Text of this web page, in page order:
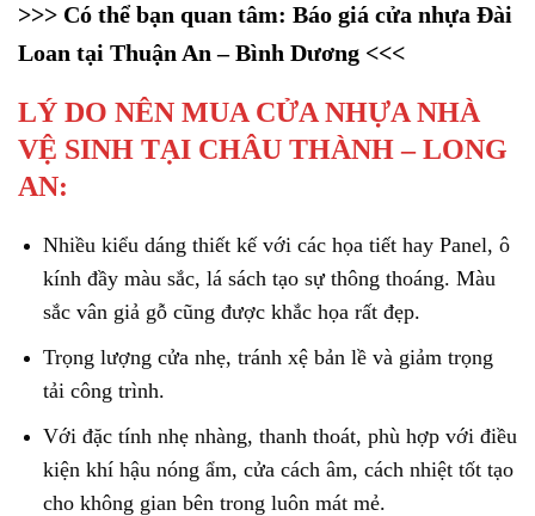
>>> Có thể bạn quan tâm: Báo giá cửa nhựa Đài
Loan tại Thuận An – Bình Dương <<<
LÝ DO NÊN MUA CỬA NHỰA NHÀ
VỆ SINH TẠI CHÂU THÀNH – LONG
AN:
Nhiều kiểu dáng thiết kế với các họa tiết hay Panel, ô
kính đầy màu sắc, lá sách tạo sự thông thoáng. Màu
sắc vân giả gỗ cũng được khắc họa rất đẹp.
Trọng lượng cửa nhẹ, tránh xệ bản lề và giảm trọng
tải công trình.
Với đặc tính nhẹ nhàng, thanh thoát, phù hợp với điều
kiện khí hậu nóng ẩm, cửa cách âm, cách nhiệt tốt tạo
cho không gian bên trong luôn mát mẻ.